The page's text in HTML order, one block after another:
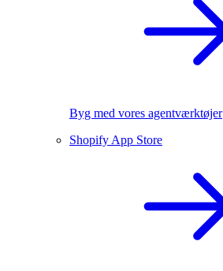
Byg med vores agentværktøjer
Shopify App Store